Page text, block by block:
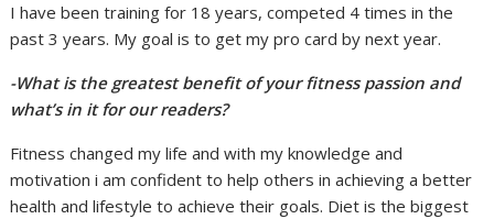
I have been training for 18 years, competed 4 times in the
past 3 years. My goal is to get my pro card by next year.
-What is the greatest benefit of your fitness passion and
what’s in it for our readers?
Fitness changed my life and with my knowledge and
motivation i am confident to help others in achieving a better
health and lifestyle to achieve their goals. Diet is the biggest